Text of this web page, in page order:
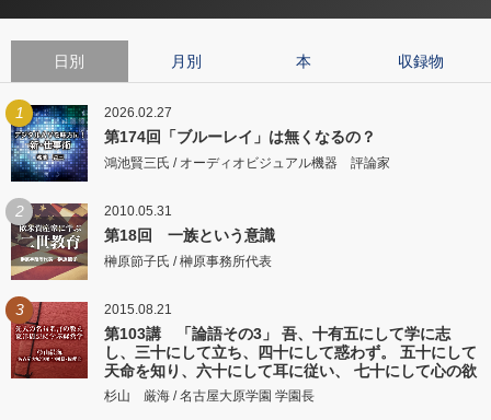
日別 月別 本 収録物
1 2026.02.27
第174回「ブルーレイ」は無くなるの？
鴻池賢三氏 / オーディオビジュアル機器 評論家
2 2010.05.31
第18回 一族という意識
榊原節子氏 / 榊原事務所代表
3 2015.08.21
第103講 「論語その3」 吾、十有五にして学に志
し、三十にして立ち、四十にして惑わず。 五十にして
天命を知り、六十にして耳に従い、 七十にして心の欲
するところに従いて矩をこえず。
杉山 厳海 / 名古屋大原学園 学園長